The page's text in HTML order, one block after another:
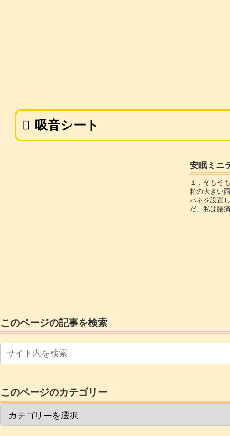
吸音シート
安眠ミニ
１．そもそ
粒の大きい
パネを設置
だ、私は腰
このページの記事を検索
このページのカテゴリー